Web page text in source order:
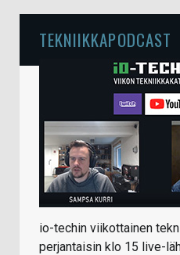
TEKNIIKKAPODCAST
io-techin viikottainen
perjantaisin klo 15 live-